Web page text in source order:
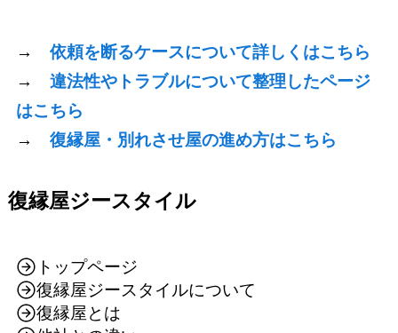
→ 依頼を断るケースについて詳しくはこちら
→ 違法性やトラブルについて整理したページ
はこちら
→ 復縁屋・別れさせ屋の進め方はこちら
復縁屋ジースタイル
トップページ
復縁屋ジースタイルについて
復縁屋とは